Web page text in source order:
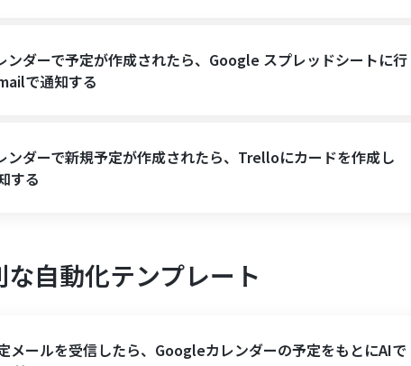
ンダーで予定が作成されたら、Google スプレッドシートに行
で通知する
ンダーで新規予定が作成されたら、Trelloにカードを作成し
する
自動化テンプレート
メールを受信したら、Googleカレンダーの予定をもとにAIで